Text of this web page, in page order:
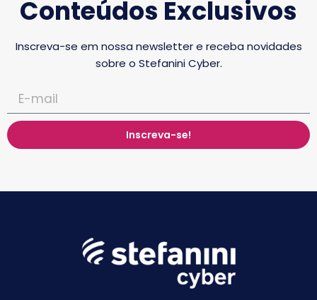
Conteúdos Exclusivos
Inscreva-se em nossa newsletter e receba novidades
sobre o Stefanini Cyber.
Inscreva-se!